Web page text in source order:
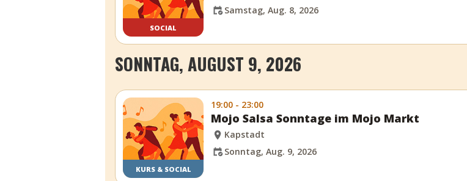
SOCIAL
Samstag, Aug. 8, 2026
SONNTAG, AUGUST 9, 2026
KURS & SOCIAL
19:00 - 23:00
Mojo Salsa Sonntage im Mojo Markt
Kapstadt
Sonntag, Aug. 9, 2026